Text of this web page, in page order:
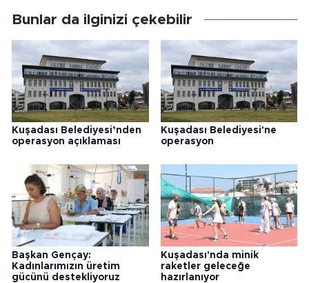
Bunlar da ilginizi çekebilir
Kuşadası Belediyesi’nden
operasyon açıklaması
Kuşadası Belediyesi'ne
operasyon
Başkan Gençay:
Kadınlarımızın üretim
gücünü destekliyoruz
Kuşadası'nda minik
raketler geleceğe
hazırlanıyor